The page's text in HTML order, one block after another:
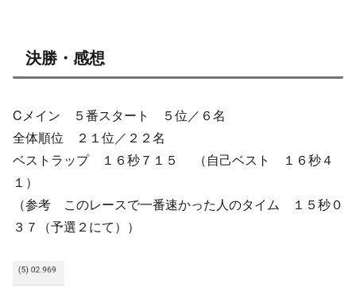
決勝・感想
Cメイン ５番スタート ５位／６名
全体順位 ２１位／２２名
ベストラップ １６秒７１５ （自己ベスト １６秒４
１）
（参考 このレースで一番速かった人のタイム １５秒０
３７（予選２にて））